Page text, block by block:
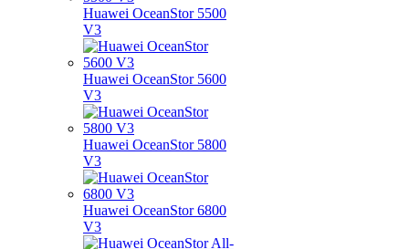
Huawei OceanStor 5500
V3
Huawei OceanStor 5600
V3
Huawei OceanStor 5800
V3
Huawei OceanStor 6800
V3